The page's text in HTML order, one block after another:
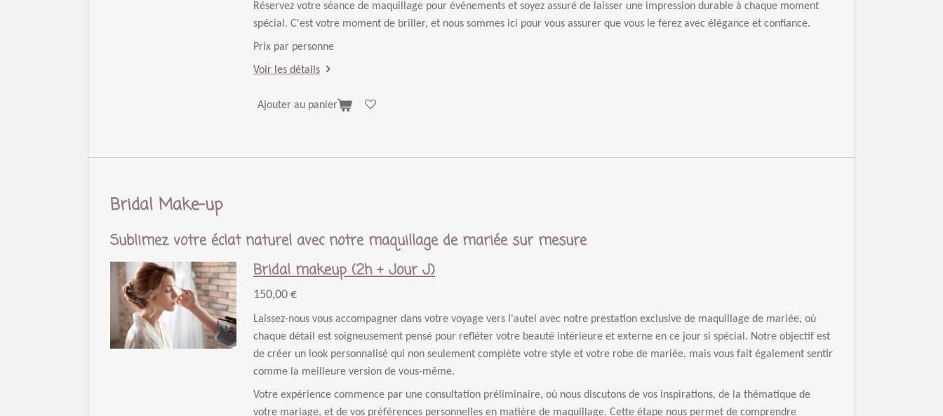
Réservez votre séance de maquillage pour événements et soyez assuré de laisser une impression durable à chaque moment
spécial. C'est votre moment de briller, et nous sommes ici pour vous assurer que vous le ferez avec élégance et confiance.
Prix par personne
Voir les détails
Ajouter au panier
Bridal Make-up
Sublimez votre éclat naturel avec notre maquillage de mariée sur mesure
Bridal makeup (2h + Jour J)
150,00 €
Laissez-nous vous accompagner dans votre voyage vers l'autel avec notre prestation exclusive de maquillage de mariée, où
chaque détail est soigneusement pensé pour refléter votre beauté intérieure et externe en ce jour si spécial. Notre objectif est
de créer un look personnalisé qui non seulement complète votre style et votre robe de mariée, mais vous fait également sentir
comme la meilleure version de vous-même.
Votre expérience commence par une consultation préliminaire, où nous discutons de vos inspirations, de la thématique de
votre mariage, et de vos préférences personnelles en matière de maquillage. Cette étape nous permet de comprendre